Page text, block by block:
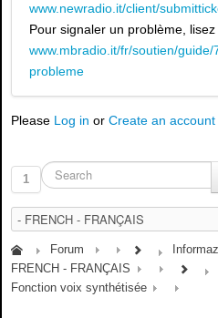
www.newradio.it/client/
Pour signaler un problème, lisez
www.mbradio.it/fr/soutien/
probleme
Please Log in or Create an account
1
Forum
FRENCH - FRANÇAIS
Fonction voix synthétisée